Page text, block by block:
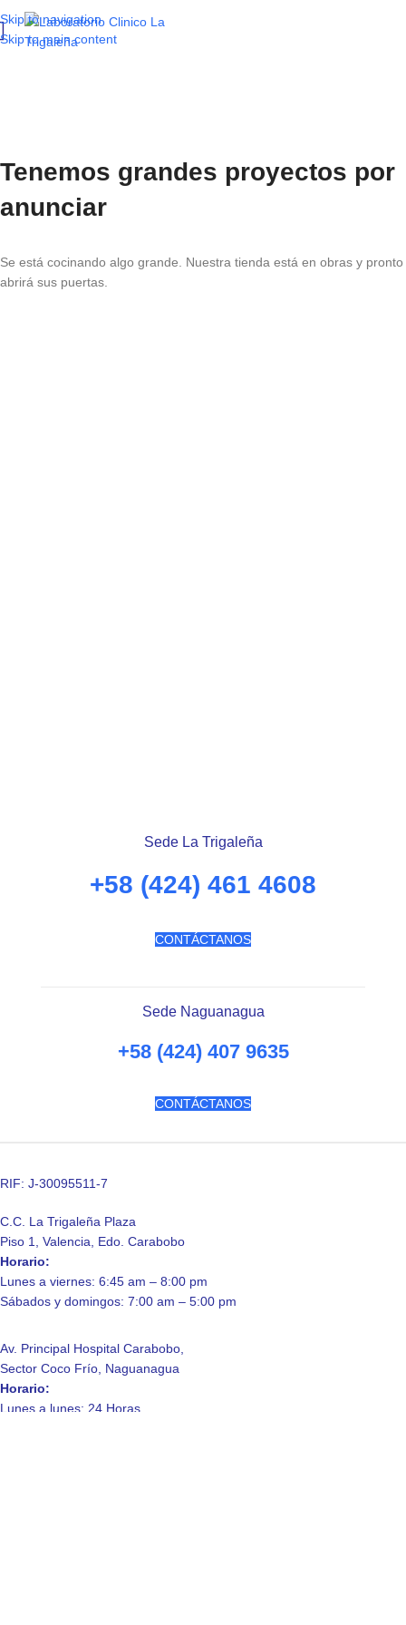
Skip to navigation
Skip to main content
Tenemos grandes proyectos por
anunciar
Se está cocinando algo grande. Nuestra tienda está en obras y pronto
abrirá sus puertas.
Sede La Trigaleña
+58 (424) 461 4608
CONTÁCTANOS
Sede Naguanagua
+58 (424) 407 9635
CONTÁCTANOS
RIF: J-30095511-7
C.C. La Trigaleña Plaza
Piso 1, Valencia, Edo. Carabobo
Horario:
Lunes a viernes: 6:45 am – 8:00 pm
Sábados y domingos: 7:00 am – 5:00 pm
Av. Principal Hospital Carabobo,
Sector Coco Frío, Naguanagua
Horario:
Lunes a lunes: 24 Horas.